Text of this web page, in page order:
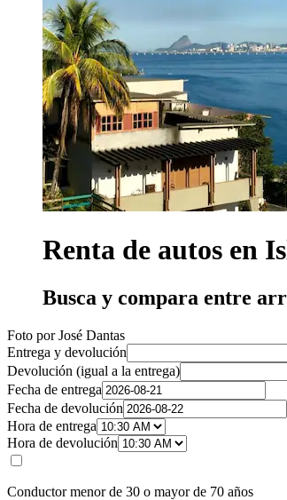
Renta de autos en
Busca y compara entre
Foto por José Dantas
Entrega y devolución
Devolución (igual a la entrega)
Fecha de entrega
Fecha de devolución
Hora de entrega
Hora de devolución
Conductor menor de 30 o mayor de 70 años